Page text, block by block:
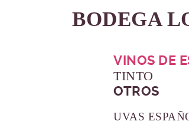
BODEGA
VINOS DE
TINTO
OTROS
UVAS